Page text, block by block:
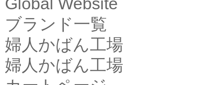
ブランド一覧
婦人かばん工場
婦人かばん工場